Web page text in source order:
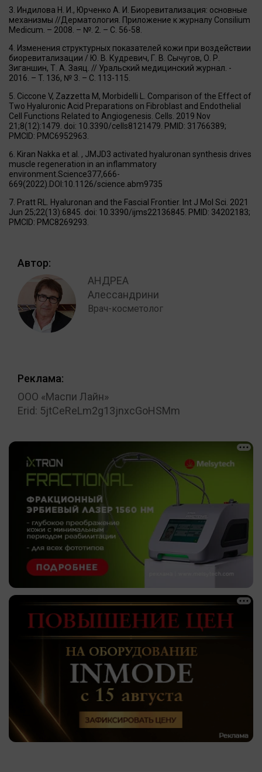
Индилова Н. И., Юрченко А. И. Биоревитализация: основные
механизмы //Дерматология. Приложение к журналу Consilium
Medicum. – 2008. – №. 2. – С. 56-58.
Изменения структурных показателей кожи при воздействии
биоревитализации / Ю. В. Кудревич, Г. В. Сычугов, О. Р.
Зиганшин, Т. А. Заяц. // Уральский медицинский журнал. -
2016. – T. 136, № 3. – С. 113-115.
Ciccone V, Zazzetta M, Morbidelli L. Comparison of the Effect of
Two Hyaluronic Acid Preparations on Fibroblast and Endothelial
Cell Functions Related to Angiogenesis. Cells. 2019 Nov
21;8(12):1479. doi: 10.3390/cells8121479. PMID: 31766389;
PMCID: PMC6952963.
Kiran Nakka et al. , JMJD3 activated hyaluronan synthesis drives
muscle regeneration in an inflammatory
environment.Science377,666-
669(2022).DOI:10.1126/science.abm9735
Pratt RL. Hyaluronan and the Fascial Frontier. Int J Mol Sci. 2021
Jun 25;22(13):6845. doi: 10.3390/ijms22136845. PMID: 34202183;
PMCID: PMC8269293.
Автор:
АНДРЕА
Алессандрини
Врач-косметолог
Реклама:
ООО «Маспи Лайн»
Erid: 5jtCeReLm2g13jnxcGoHSMm